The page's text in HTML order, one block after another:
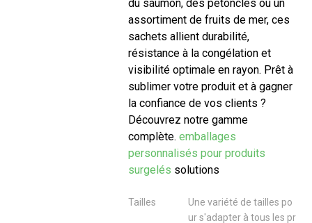
du saumon, des pétoncles ou un
assortiment de fruits de mer, ces
sachets allient durabilité,
résistance à la congélation et
visibilité optimale en rayon. Prêt à
sublimer votre produit et à gagner
la confiance de vos clients ?
Découvrez notre gamme
complète. emballages
personnalisés pour produits
surgelés solutions
Tailles
Une variété de tailles po
ur s'adapter à tous les pr